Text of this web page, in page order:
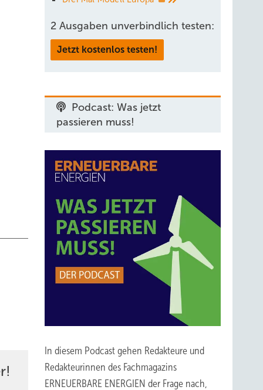
der
2 Ausgaben unverbindlich testen:
Jetzt kostenlos testen!
Podcast: Was jetzt
passieren muss!
In diesem Podcast gehen Redakteure und
Redakteurinnen des Fachmagazins
ERNEUERBARE ENERGIEN der Frage nach,